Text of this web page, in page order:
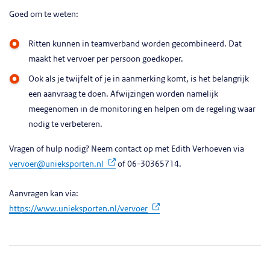
Goed om te weten:
Ritten kunnen in teamverband worden gecombineerd. Dat
maakt het vervoer per persoon goedkoper.
Ook als je twijfelt of je in aanmerking komt, is het belangrijk
een aanvraag te doen. Afwijzingen worden namelijk
meegenomen in de monitoring en helpen om de regeling waar
nodig te verbeteren.
Vragen of hulp nodig? Neem contact op met Edith Verhoeven via
vervoer@unieksporten.nl (opent in nieuw tabblad)
of 06-30365714.
Aanvragen kan via:
https://www.unieksporten.nl/vervoer(opent in nieuw tabblad)